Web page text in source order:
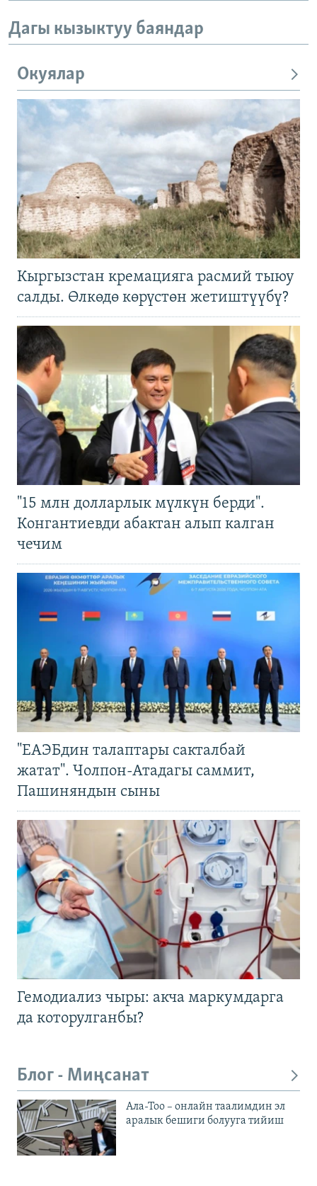
Дагы кызыктуу баяндар
Окуялар
Кыргызстан кремацияга расмий тыюу
салды. Өлкөдө көрүстөн жетиштүүбү?
"15 млн долларлык мүлкүн берди".
Конгантиевди абактан алып калган
чечим
"ЕАЭБдин талаптары сакталбай
жатат". Чолпон-Атадагы саммит,
Пашиняндын сыны
Гемодиализ чыры: акча маркумдарга
да которулганбы?
Блог - Миңсанат
Ала-Тоо – онлайн таалимдин эл
аралык бешиги болууга тийиш